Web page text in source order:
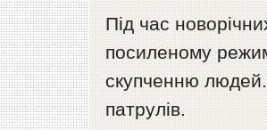
Під час
посиленому
скупченню людей.
патрулів.